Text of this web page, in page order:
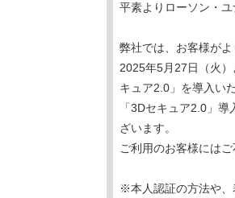
平素よりローソン・
弊社では、お客様が
2025年5月27日（火
キュア2.0」を導入い
「3Dセキュア2.0」
ざいます。
ご利用のお客様には
※本人認証の方法や、